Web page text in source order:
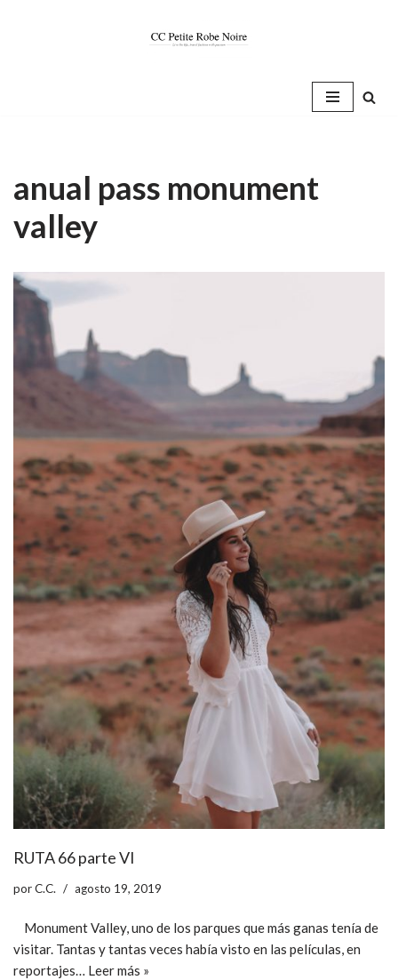
anual pass monument
valley
RUTA 66 parte VI
porC.C. agosto 19, 2019
Monument Valley, uno de los parques que más ganas tenía de
visitar. Tantas y tantas veces había visto en las películas, en
reportajes… Leer más »